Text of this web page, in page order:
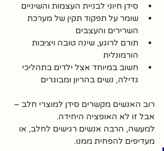
סידן חיוני לבניית העצמות והשיניים
שומר על תפקוד תקין של מערכת
השרירים והעצבים
תורם לרוגע, שינה טובה ויציבות
הורמונלית
חשוב במיוחד אצל ילדים בתהליכי
גדילה, נשים בהריון ומבוגרים
רוב האנשים מקשרים סידן למוצרי חלב –
אבל זו לא האופציה היחידה.
למעשה, הרבה אנשים רגישים לחלב, או
מעדיפים להפחית ממנו.